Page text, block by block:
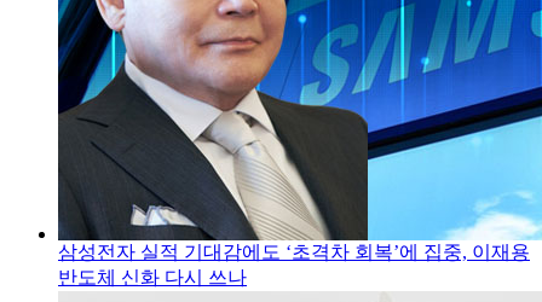
삼성전자 실적 기대감에도 ‘초격차 회복’에 집중, 이재용
반도체 신화 다시 쓰나